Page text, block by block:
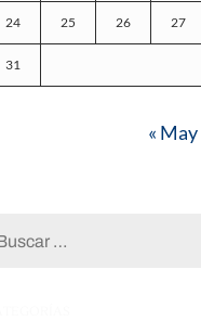
24 25 26 27
31
« May